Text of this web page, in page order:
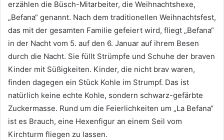
erzählen die Büsch-Mitarbeiter, die Weihnachtshexe,
„Befana“ genannt. Nach dem traditionellen Weihnachtsfest,
das mit der gesamten Familie gefeiert wird, fliegt „Befana“
in der Nacht vom 5. auf den 6. Januar auf ihrem Besen
durch die Nacht. Sie füllt Strümpfe und Schuhe der braven
Kinder mit Süßigkeiten. Kinder, die nicht brav waren,
finden dagegen ein Stück Kohle im Strumpf. Das ist
natürlich keine echte Kohle, sondern schwarz-gefärbte
Zuckermasse. Rund um die Feierlichkeiten um „La Befana“
ist es Brauch, eine Hexenfigur an einem Seil vom
Kirchturm fliegen zu lassen.